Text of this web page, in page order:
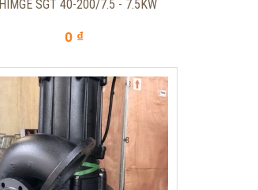
SGT 40-200/7.5 - 7.5KW
0 ₫